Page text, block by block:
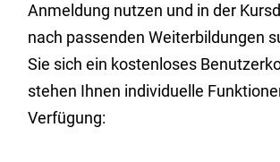
Anmeldung nutzen und in der
nach passenden Weiterbildungen
Sie sich ein kostenloses
stehen Ihnen individuelle
Verfügung: